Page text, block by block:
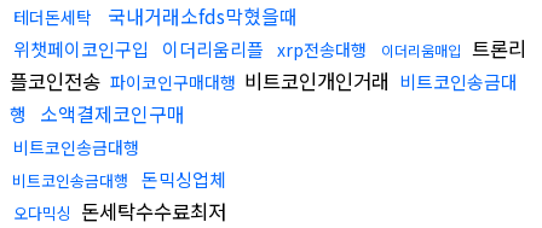
테더돈세탁 국내거래소fds막혔을때
위챗페이코인구입 이더리움리플 xrp전송대행 이더리움매입 트론리
플코인전송 파이코인구매대행 비트코인개인거래 비트코인송금대
행
소액결제코인구매
비트코인송금대행
비트코인송금대행 돈믹싱업체
오다믹싱 돈세탁수수료최저